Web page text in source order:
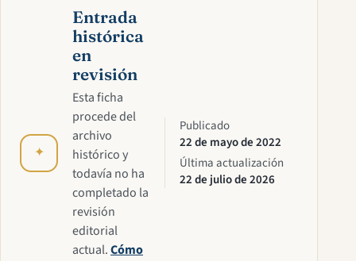
✦
Entrada
histórica
en
revisión
Esta ficha
procede del
archivo
histórico y
todavía no ha
completado la
revisión
editorial
actual.Cómo
Publicado
22 de mayo de 2022
Última actualización
22 de julio de 2026